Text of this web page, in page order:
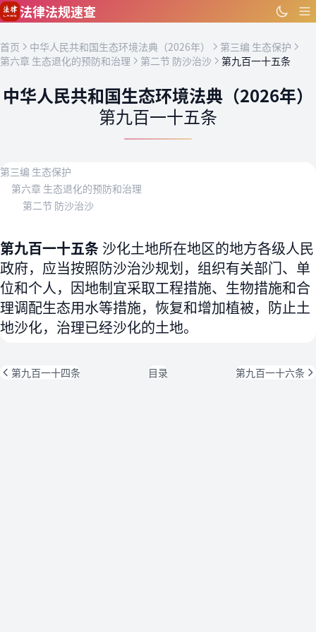
跳到主要内容
法律法规速查
首页 中华人民共和国生态环境法典（2026年）
第三编 生态保护
第六章 生态退化的预防和治理
第二节 防沙治沙 第九百一十五条
中华人民共和国生态环境法典（2026年）
第九百一十五条
第三编 生态保护
第六章 生态退化的预防和治理
第二节 防沙治沙
第九百一十五条 沙化土地所在地区的地方各级人民
政府，应当按照防沙治沙规划，组织有关部门、单
位和个人，因地制宜采取工程措施、生物措施和合
理调配生态用水等措施，恢复和增加植被，防止土
地沙化，治理已经沙化的土地。
第九百一十四条 目录 第九百一十六条